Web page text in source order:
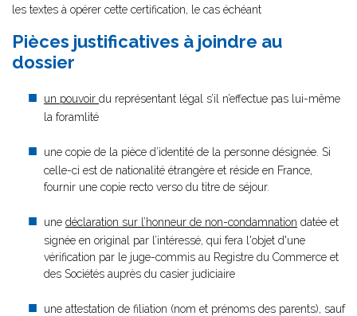
les textes à opérer cette certification, le cas échéant
Pièces justificatives à joindre au
dossier
un pouvoir du représentant légal s’il n’effectue pas lui-même
la foramlité
une copie de la pièce d’identité de la personne désignée. Si
celle-ci est de nationalité étrangère et réside en France,
fournir une copie recto verso du titre de séjour.
une déclaration sur l’honneur de non-condamnation datée et
signée en original par l’intéressé, qui fera l'objet d'une
vérification par le juge-commis au Registre du Commerce et
des Sociétés auprès du casier judiciaire
une attestation de filiation (nom et prénoms des parents), sauf